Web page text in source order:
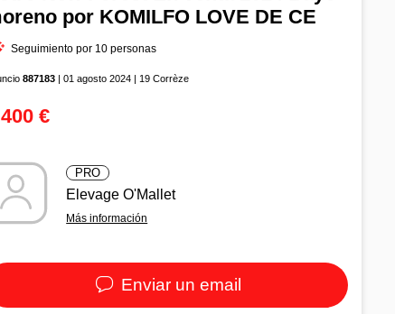
por KOMILFO LOVE DE CE
Seguimiento por 10 personas
887183 | 01 agosto 2024 | 19 Corrèze
€
PRO
Elevage O'Mallet
Más información
Enviar un email